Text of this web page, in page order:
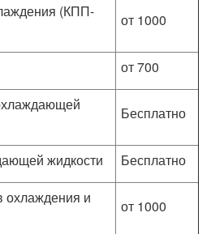
(КПП-
от 1000
от 700
Бесплатно
жидкости
Бесплатно
охлаждения и
от 1000